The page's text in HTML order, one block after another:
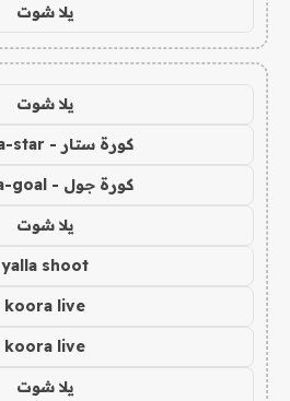
يلا شوت
يلا شوت
كورة ستار - koora-star
كورة جول - koora-goal
يلا شوت
yalla shoot
koora live
koora live
يلا شوت